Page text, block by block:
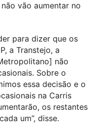
vão aumentar no
para dizer que os
a Transtejo, a
não
Sobre o
essa decisão e o
na Carris
os restantes
um”, disse.